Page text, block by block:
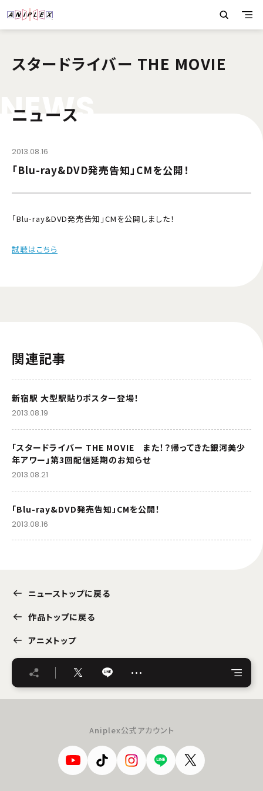
スタードライバー THE MOVIE
NEWS
ニュース
2013.08.16
「Blu-ray&DVD発売告知」CMを公開！
「Blu-ray&DVD発売告知」CMを公開しました！
試聴はこちら
関連記事
新宿駅 大型駅貼りポスター登場！
2013.08.19
「スタードライバー THE MOVIE また！？帰ってきた銀河美少
年アワー」第3回配信延期のお知らせ
2013.08.21
「Blu-ray&DVD発売告知」CMを公開！
2013.08.16
ニューストップに戻る
作品トップに戻る
アニメトップ
…
Aniplex公式アカウント